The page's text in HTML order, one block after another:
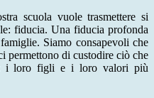
scuola vuole trasmettere si
fiducia. Una fiducia profonda
Siamo consapevoli che
permettono di custodire ciò che
i loro figli e i loro valori più